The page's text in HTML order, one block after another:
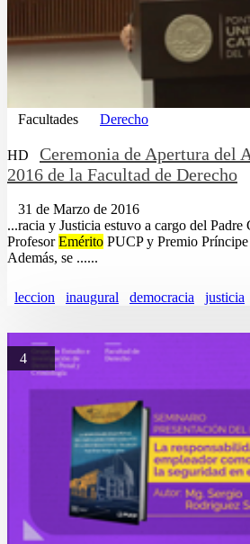
Facultades Derecho
HD
Ceremonia de Apertura del
2016 de la Facultad de Derecho
31 de Marzo de 2016
...racia y Justicia estuvo a cargo del Padre
ProfesorEmérito PUCP y Premio
Además, se ......
leccion inaugural democracia justicia
4